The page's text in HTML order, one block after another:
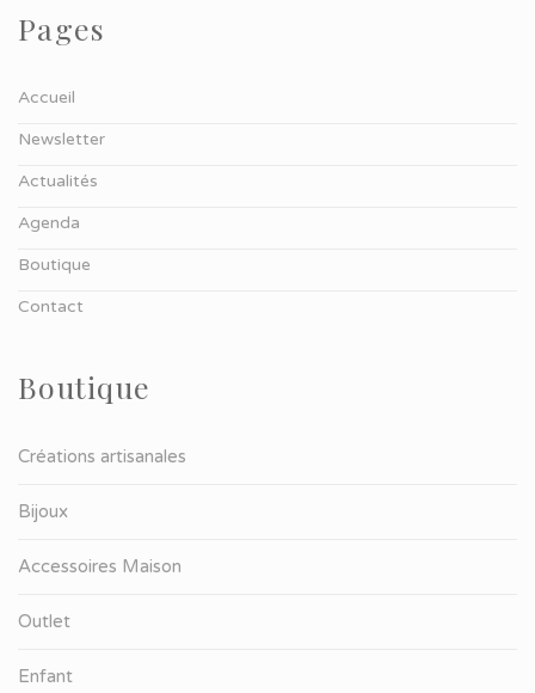
Pages
Accueil
Newsletter
Actualités
Agenda
Boutique
Contact
Boutique
Créations artisanales
Bijoux
Accessoires Maison
Outlet
Enfant